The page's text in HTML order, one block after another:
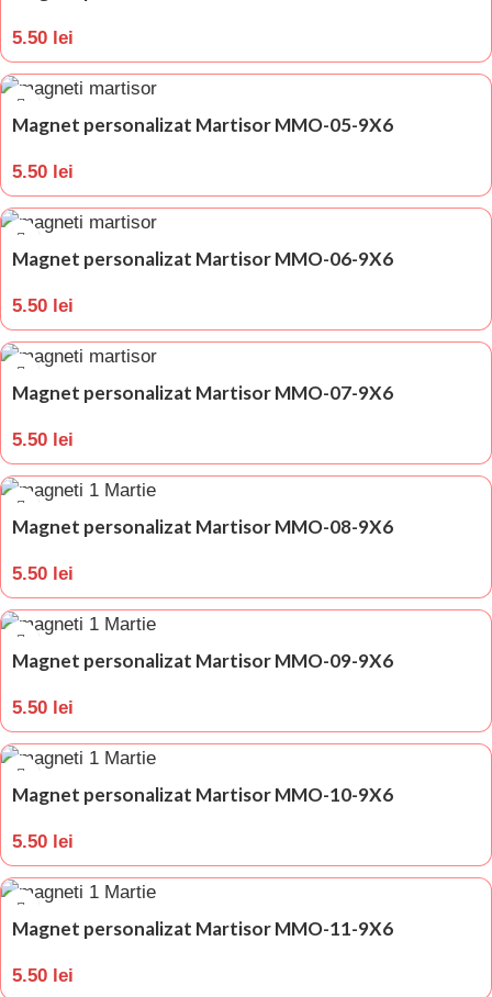
5.50 lei
Magnet personalizat Martisor MMO-05-9X6
5.50 lei
Magnet personalizat Martisor MMO-06-9X6
5.50 lei
Magnet personalizat Martisor MMO-07-9X6
5.50 lei
Magnet personalizat Martisor MMO-08-9X6
5.50 lei
Magnet personalizat Martisor MMO-09-9X6
5.50 lei
Magnet personalizat Martisor MMO-10-9X6
5.50 lei
Magnet personalizat Martisor MMO-11-9X6
5.50 lei